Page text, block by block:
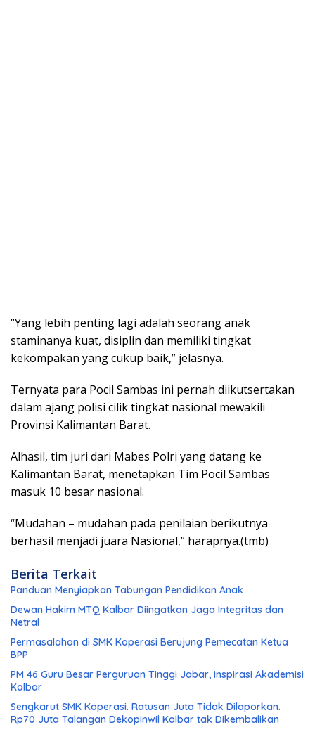
“Yang lebih penting lagi adalah seorang anak
staminanya kuat, disiplin dan memiliki tingkat
kekompakan yang cukup baik,” jelasnya.
Ternyata para Pocil Sambas ini pernah diikutsertakan
dalam ajang polisi cilik tingkat nasional mewakili
Provinsi Kalimantan Barat.
Alhasil, tim juri dari Mabes Polri yang datang ke
Kalimantan Barat, menetapkan Tim Pocil Sambas
masuk 10 besar nasional.
“Mudahan – mudahan pada penilaian berikutnya
berhasil menjadi juara Nasional,” harapnya.(tmb)
Berita Terkait
Panduan Menyiapkan Tabungan Pendidikan Anak
Dewan Hakim MTQ Kalbar Diingatkan Jaga Integritas dan
Netral
Permasalahan di SMK Koperasi Berujung Pemecatan Ketua
BPP
PM 46 Guru Besar Perguruan Tinggi Jabar, Inspirasi Akademisi
Kalbar
Sengkarut SMK Koperasi. Ratusan Juta Tidak Dilaporkan.
Rp70 Juta Talangan Dekopinwil Kalbar tak Dikembalikan